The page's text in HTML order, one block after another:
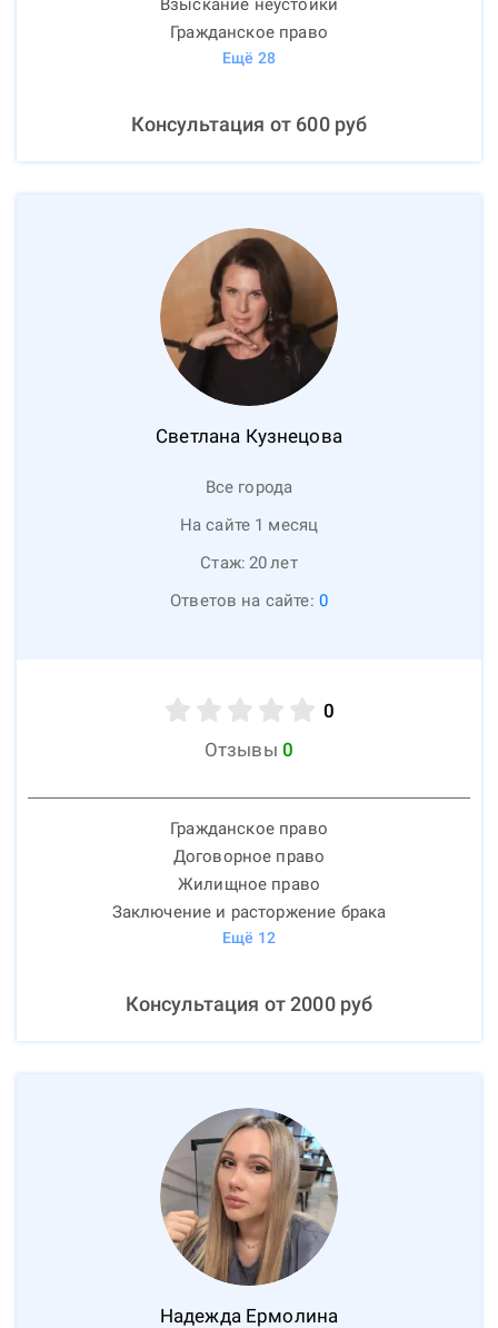
Взыскание неустойки
Гражданское право
Ещё 28
Консультация от 600руб
Светлана Кузнецова
Все города
На сайте 1 месяц
Стаж: 20лет
Ответов на сайте: 0
0
Отзывы 0
Гражданское право
Договорное право
Жилищное право
Заключение и расторжение брака
Ещё 12
Консультация от2000руб
Надежда Ермолина